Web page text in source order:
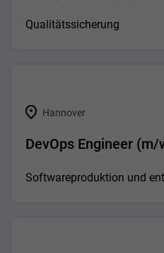
Qualitätssicherung
Hannover
DevOps Engineer
Softwareproduktion und